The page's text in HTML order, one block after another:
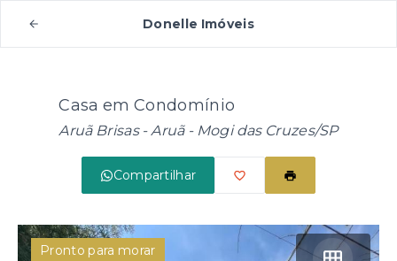
Donelle Imóveis
Casa em Condomínio
Aruã Brisas -Aruã - Mogi das Cruzes/SP
Compartilhar
Pronto para morar